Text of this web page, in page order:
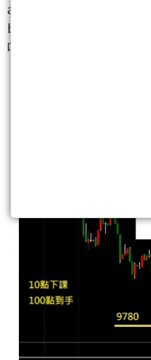
a.昨日pm盤.利用
b.今天am盤跌破9880空
吧!)